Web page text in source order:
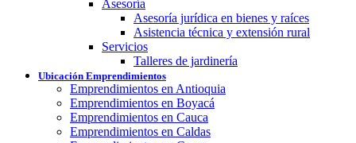
Asesoría
Asesoría jurídica en bienes y raíces
Asistencia técnica y extensión rural
Servicios
Talleres de jardinería
Ubicación Emprendimientos
Emprendimientos en Antioquia
Emprendimientos en Boyacá
Emprendimientos en Cauca
Emprendimientos en Caldas